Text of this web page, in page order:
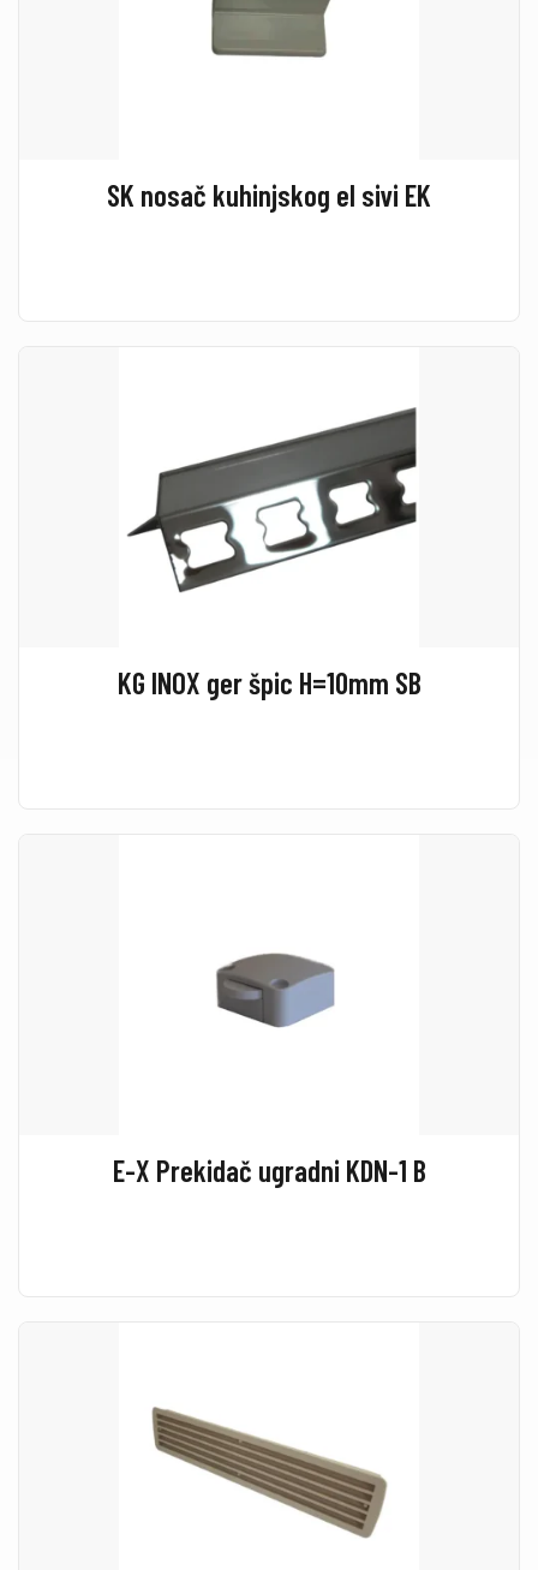
SK nosač kuhinjskog el sivi EK
KG INOX ger špic H=10mm SB
E-X Prekidač ugradni KDN-1 B